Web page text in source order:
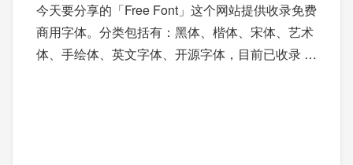
今天要分享的「Free Font」这个网站提供收录免费
商用字体。分类包括有：黑体、楷体、宋体、艺术
体、手绘体、英文字体、开源字体，目前已收录 6